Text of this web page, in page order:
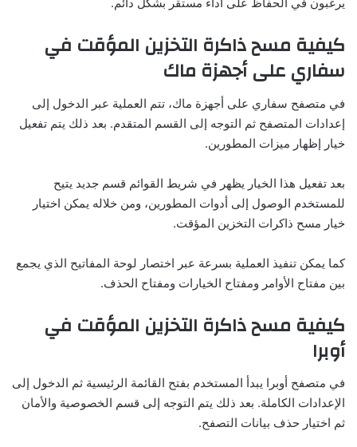
يرغبون في الحفاظ على أداء مستقر بشكل دائم.
كيفية مسح ذاكرة التخزين المؤقت في
سفاري على أجهزة ماك
في متصفح سفاري على أجهزة ماك، تتم العملية عبر الدخول إلى
إعدادات المتصفح ثم التوجه إلى القسم المتقدم. بعد ذلك يتم تفعيل
خيار إظهار ميزات المطورين.
بعد تفعيل هذا الخيار يظهر في شريط القوائم قسم جديد يتيح
للمستخدم الوصول إلى أدوات المطورين، ومن خلاله يمكن اختيار
خيار مسح ذاكرات التخزين المؤقت.
كما يمكن تنفيذ العملية بسرعة عبر اختصار لوحة المفاتيح الذي يجمع
بين مفتاح الأوامر ومفتاح الخيارات ومفتاح الحذف.
كيفية مسح ذاكرة التخزين المؤقت في
أوبرا
في متصفح أوبرا يبدأ المستخدم بفتح القائمة الرئيسية ثم الدخول إلى
الإعدادات الكاملة. بعد ذلك يتم التوجه إلى قسم الخصوصية والأمان
ثم اختيار حذف بيانات التصفح.